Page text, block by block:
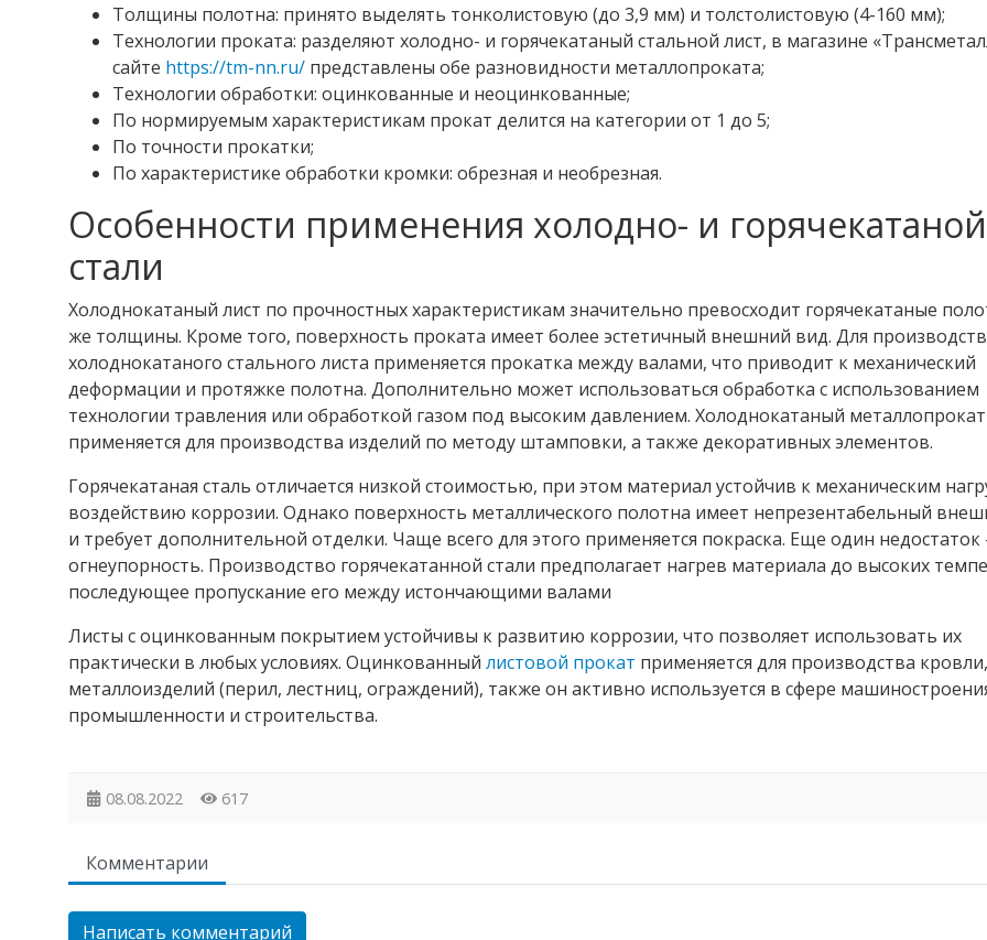
Толщины полотна: принято выделять тонколистовую (до 3,9 мм) и толстолистовую (4-160 мм);
Технологии проката: разделяют холодно- и горячекатаный стальной лист, в магазине
сайте https://tm-nn.ru/ представлены обе разновидности металлопроката;
Технологии обработки: оцинкованные и неоцинкованные;
По нормируемым характеристикам прокат делится на категории от 1 до 5;
По точности прокатки;
По характеристике обработки кромки: обрезная и необрезная.
Особенности применения холодно- и горячекатаной
стали
Холоднокатаный лист по прочностных характеристикам значительно превосходит горячекатаные
же толщины. Кроме того, поверхность проката имеет более эстетичный внешний вид. Для
холоднокатаного стального листа применяется прокатка между валами, что приводит к механический
деформации и протяжке полотна. Дополнительно может использоваться обработка с использованием
технологии травления или обработкой газом под высоким давлением. Холоднокатаный металлопрокат
применяется для производства изделий по методу штамповки, а также декоративных элементов.
Горячекатаная сталь отличается низкой стоимостью, при этом материал устойчив к механическим
воздействию коррозии. Однако поверхность металлического полотна имеет непрезентабельный
и требует дополнительной отделки. Чаще всего для этого применяется покраска. Еще один недостаток
огнеупорность. Производство горячекатанной стали предполагает нагрев материала до высоких
последующее пропускание его между истончающими валами
Листы с оцинкованным покрытием устойчивы к развитию коррозии, что позволяет использовать их
практически в любых условиях. Оцинкованный листовой прокат применяется для производства кровли,
металлоизделий (перил, лестниц, ограждений), также он активно используется в сфере
промышленности и строительства.
08.08.2022 617
Комментарии
Написать комментарий